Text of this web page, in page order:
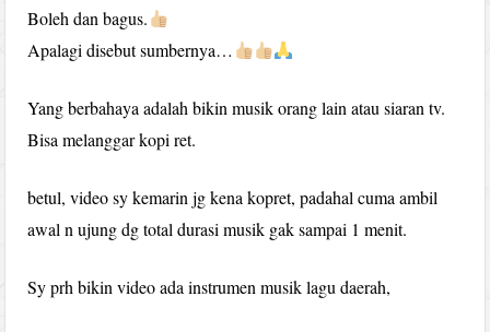
Boleh dan bagus.
Apalagi disebut sumbernya…
Yang berbahaya adalah bikin musik orang lain atau siaran tv.
Bisa melanggar kopi ret.
betul, video sy kemarin jg kena kopret, padahal cuma ambil
awal n ujung dg total durasi musik gak sampai 1 menit.
Sy prh bikin video ada instrumen musik lagu daerah,